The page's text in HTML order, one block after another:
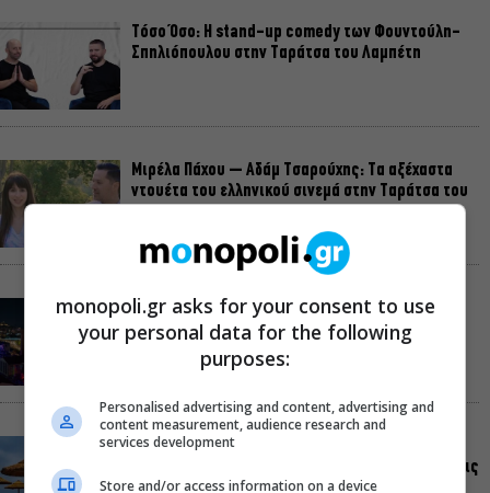
Τόσο Όσο: Η stand-up comedy των Φουντούλη-
Σπηλιόπουλου στην Ταράτσα του Λαμπέτη
Μιρέλα Πάχου – Αδάμ Τσαρούχης: Τα αξέχαστα
ντουέτα του ελληνικού σινεμά στην Ταράτσα του
Λαμπέτη
Μουσική Τεχνόπολη 2026: Η συναυλιακή σεζόν
κορυφώνεται τον Σεπτέμβριο
Τουλάχιστον 1.500 έλεγχοι σε 300 παραλίες –
Πρόστιμα έως 73.000€ για αυθαίρετες καταλήψεις
monopoli.gr asks for your consent to use
your personal data for the following
purposes:
Personalised advertising and content, advertising and
content measurement, audience research and
services development
Store and/or access information on a device